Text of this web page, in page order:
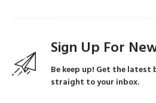
Sign Up For
Be keep up! Get the latest
straight to your inbox.